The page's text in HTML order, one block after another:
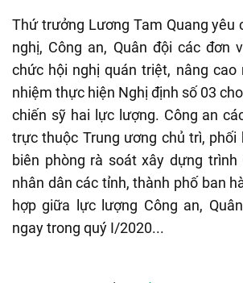
Thứ trưởng Lương Tam Quang yêu
nghị, Công an, Quân đội các đơn
chức hội nghị quán triệt, nâng cao
nhiệm thực hiện Nghị định số 03
chiến sỹ hai lực lượng. Công an
trực thuộc Trung ương chủ trì, phối
biên phòng rà soát xây dựng trình
nhân dân các tỉnh, thành phố ban
hợp giữa lực lượng Công an,
ngay trong quý I/2020...